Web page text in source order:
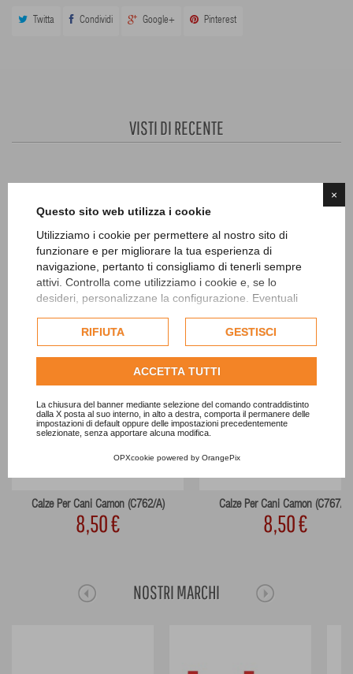
×
Questo sito web utilizza i cookie
Utilizziamo i cookie per permettere al nostro sito di
funzionare e per migliorare la tua esperienza di
navigazione, pertanto ti consigliamo di tenerli sempre
attivi. Controlla come utilizziamo i cookie e, se lo
desideri, personalizzane la configurazione. Eventuali
esclusivamente previa acquisizione del consenso
dell'utente.
Consulta l'informativa cookie completa.
RIFIUTA GESTISCI
ACCETTA TUTTI
La chiusura del banner mediante selezione del comando contraddistinto
dalla X posta al suo interno, in alto a destra, comporta il permanere delle
impostazioni di default oppure delle impostazioni precedentemente
selezionate, senza apportare alcuna modifica.
OPXcookie powered by OrangePix
Twitta Condividi Google+ Pinterest
VISTI DI RECENTE
Calze Per Cani Camon (C762/A)
8,50 €
Calze Per Cani Camon (C767/C)
8,50 €
NOSTRI MARCHI